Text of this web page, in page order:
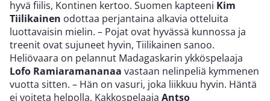
hyvä fiilis, Kontinen kertoo. Suomen kapteeni Kim
Tiilikainen odottaa perjantaina alkavia otteluita
luottavaisin mielin. – Pojat ovat hyvässä kunnossa ja
treenit ovat sujuneet hyvin, Tiilikainen sanoo.
Heliövaara on pelannut Madagaskarin ykköspelaaja
Lofo Ramiaramananaa vastaan nelinpeliä kymmenen
vuotta sitten. – Hän on vasuri, joka liikkuu hyvin. Häntä
ei voiteta helpolla. Kakkospelaaja Antso